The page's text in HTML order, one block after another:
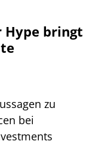
Hype bringt
zu
bei